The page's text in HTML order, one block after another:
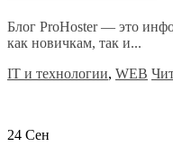
Блог ProHoster — это
как новичкам, так и...
IT и технологии, WEB
24 Сен